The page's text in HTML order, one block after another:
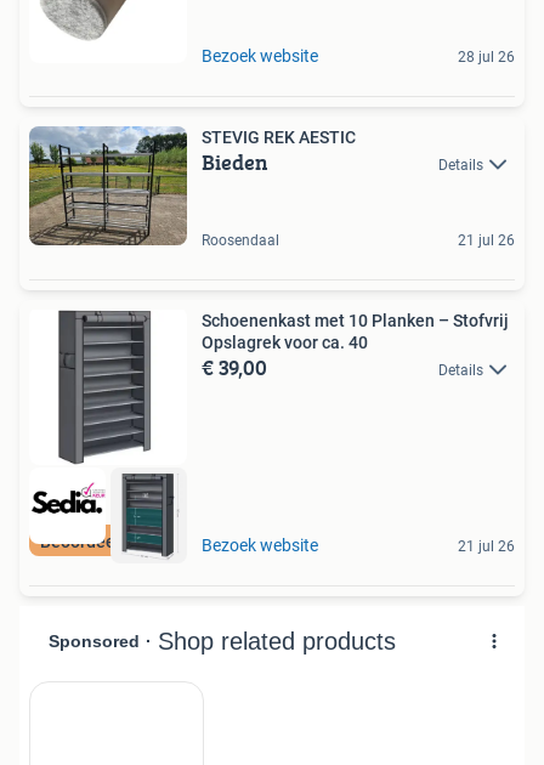
Bezoek website 28 jul 26
STEVIG REK AESTIC
Bieden Details
Roosendaal 21 jul 26
Schoenenkast met 10 Planken – Stofvrij
Opslagrek voor ca. 40
€ 39,00 Details
Bezoek website 21 jul 26